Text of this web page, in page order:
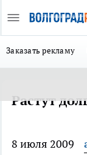
Заказать рекламу
Растут
8 июля 2009